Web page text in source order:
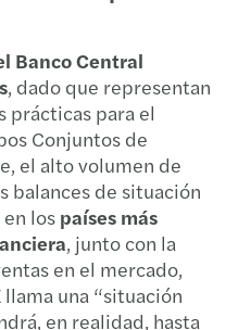
Banco Central
, dado que representan
prácticas para el
Conjuntos de
el alto volumen de
balances de situación
lospaíses más
, junto con la
en el mercado,
una “situación
en realidad, hasta